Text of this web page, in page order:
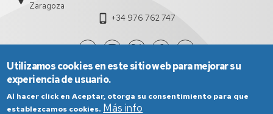
Zaragoza
+34 976 762 747
Utilizamos cookies en este sitio web para mejorar su
experiencia de usuario.
Al hacer click en Aceptar, otorga su consentimiento para que
establezcamos cookies. Más info